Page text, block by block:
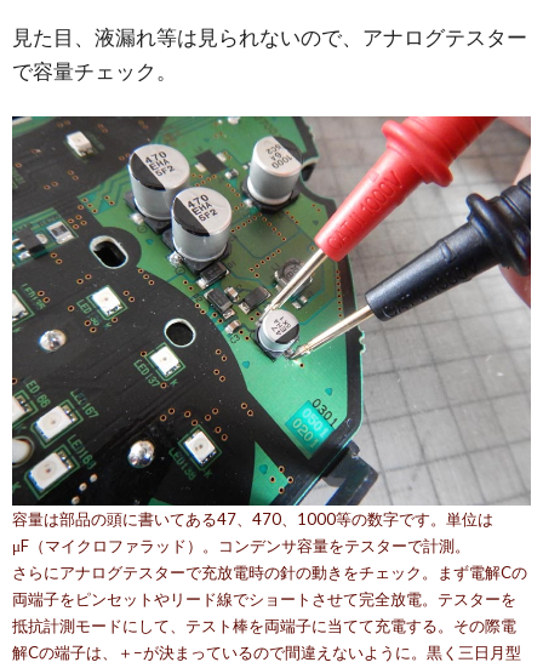
見た目、液漏れ等は見られないので、アナログテスター
で容量チェック。
容量は部品の頭に書いてある47、470、1000等の数字です。単位は
μF（マイクロファラッド）。コンデンサ容量をテスターで計測。
さらにアナログテスターで充放電時の針の動きをチェック。まず電解Cの
両端子をピンセットやリード線でショートさせて完全放電。テスターを
抵抗計測モードにして、テスト棒を両端子に当てて充電する。その際電
解Cの端子は、＋−が決まっているので間違えないように。黒く三日月型